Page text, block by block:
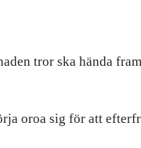
tror ska hända
oroa sig för att